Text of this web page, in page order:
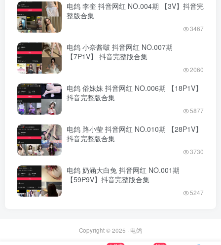
电鸽 李奎 抖音网红 NO.004期 【3V】抖音完
整版合集
3467
电鸽 小奈酱啵 抖音网红 NO.007期
【7P1V】 抖音完整版合集
2060
电鸽 俗妹妹 抖音网红 NO.006期 【18P1V】
抖音完整版合集
5877
电鸽 路小莹 抖音网红 NO.010期 【28P1V】
抖音完整版合集
3730
电鸽 奶涵大白兔 抖音网红 NO.001期
【59P9V】抖音完整版合集
5247
Copyright © 2025 · 电鸽